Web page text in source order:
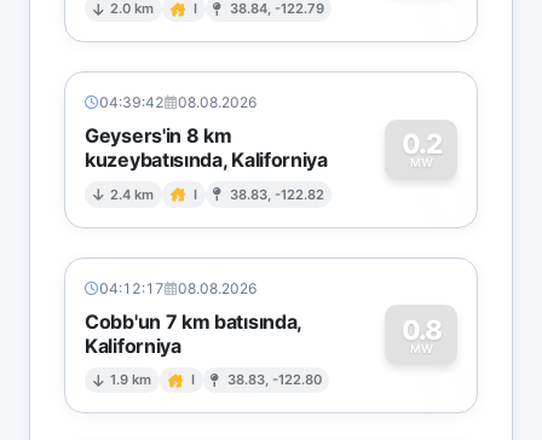
2.0 km I 38.84, -122.79
04:39:42 08.08.2026
Geysers'in 8 km
kuzeybatısında, Kaliforniya
2.4 km I 38.83, -122.82
0.2
MW
0
04:12:17 08.08.2026
Cobb'un 7 km batısında,
Kaliforniya
1.9 km I 38.83, -122.80
0.8
MW
0